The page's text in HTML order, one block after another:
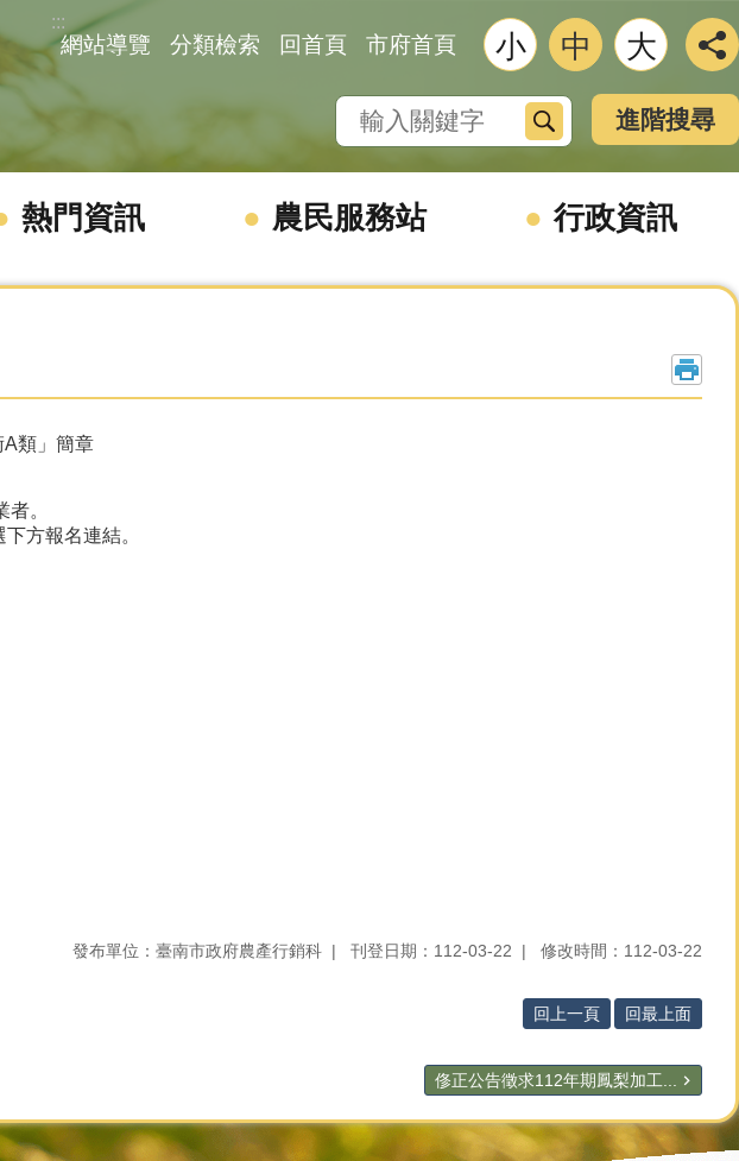
:::
網站導覽 分類檢索 回首頁 市府首頁 小 中 大
搜尋 進階搜尋
熱門資訊 農民服務站 行政資訊
A類」簡章
。
方報名連結。
發布單位：臺南市政府農產行銷科 刊登日期：112-03-22 修改時間：112-03-22
回上一頁 回最上面
俢正公告徵求112年期鳳梨加工...